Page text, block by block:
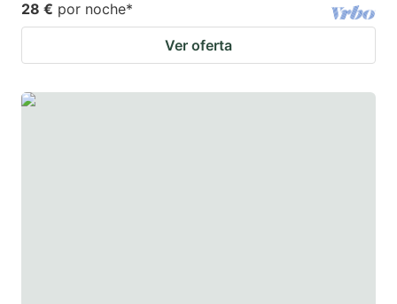
28 € por noche*
Ver oferta